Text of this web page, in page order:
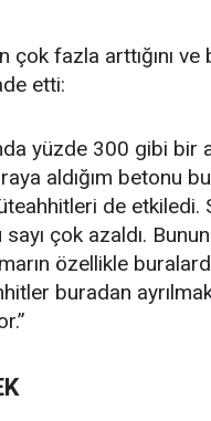
fazla arttığını ve
etti:
yüzde 300 gibi bir
aldığım betonu
de
çok azaldı.
özellikle
buradan